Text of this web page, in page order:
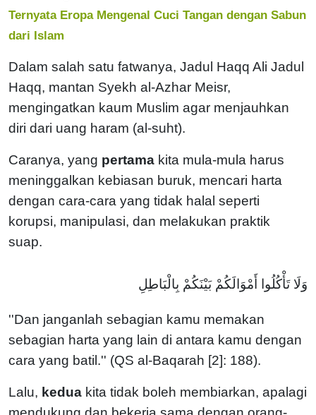
Ternyata Eropa Mengenal Cuci Tangan dengan Sabun
dari Islam
Dalam salah satu fatwanya, Jadul Haqq Ali Jadul
Haqq, mantan Syekh al-Azhar Meisr,
mengingatkan kaum Muslim agar menjauhkan
diri dari uang haram (al-suht).
Caranya, yang pertama kita mula-mula harus
meninggalkan kebiasan buruk, mencari harta
dengan cara-cara yang tidak halal seperti
korupsi, manipulasi, dan melakukan praktik
suap.
وَلَا تَأْكُلُوا أَمْوَالَكُمْ بَيْنَكُمْ بِالْبَاطِلِ
''Dan janganlah sebagian kamu memakan
sebagian harta yang lain di antara kamu dengan
cara yang batil.'' (QS al-Baqarah [2]: 188).
Lalu, kedua kita tidak boleh membiarkan, apalagi